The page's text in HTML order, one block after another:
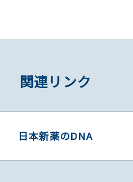
関連リンク
日本新薬のDNA